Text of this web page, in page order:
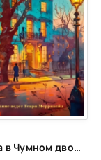
Убийства в Чумном дворе - Джон Диксон Карр